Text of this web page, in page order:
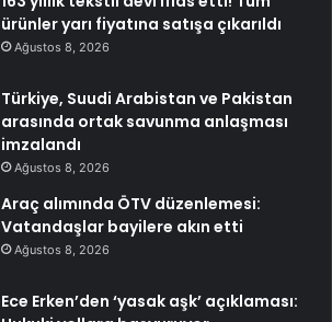
ürünler yarı fiyatına satışa çıkarıldı
Ağustos 8, 2026
Türkiye, Suudi Arabistan ve Pakistan
arasında ortak savunma anlaşması
imzalandı
Ağustos 8, 2026
Araç alımında ÖTV düzenlemesi:
Vatandaşlar bayilere akın etti
Ağustos 8, 2026
Ece Erken’den ‘yasak aşk’ açıklaması: